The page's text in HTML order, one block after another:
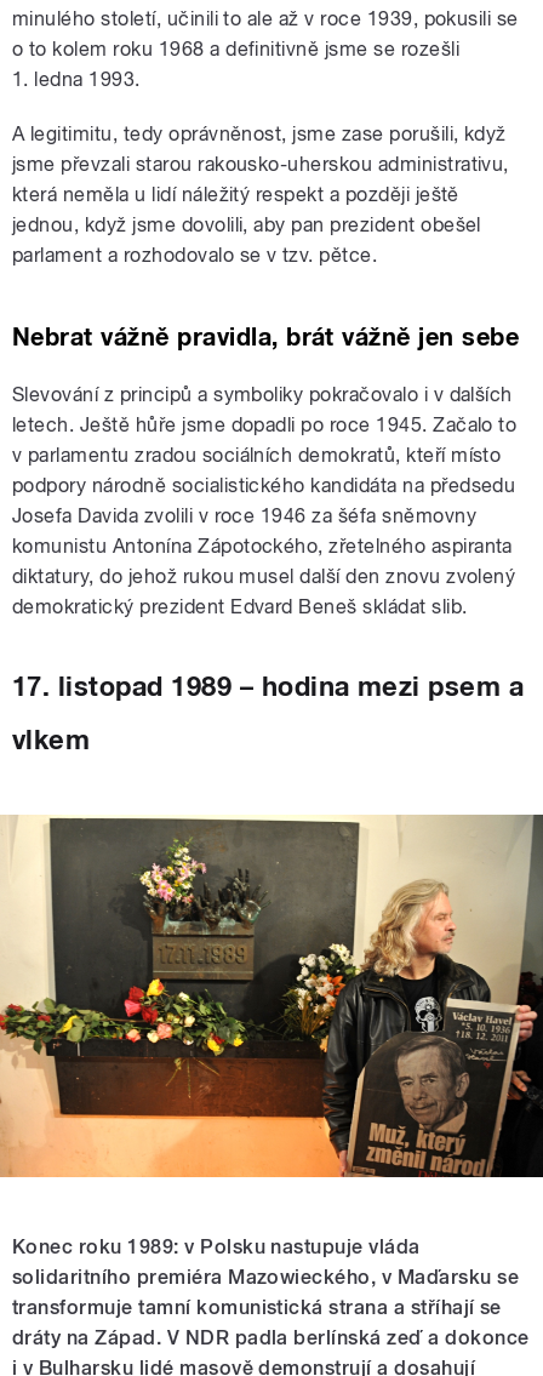
minulého století, učinili to ale až v roce 1939, pokusili se
o to kolem roku 1968 a definitivně jsme se rozešli
1. ledna 1993.
A legitimitu, tedy oprávněnost, jsme zase porušili, když
jsme převzali starou rakousko-uherskou administrativu,
která neměla u lidí náležitý respekt a později ještě
jednou, když jsme dovolili, aby pan prezident obešel
parlament a rozhodovalo se v tzv. pětce.
Nebrat vážně pravidla, brát vážně jen sebe
Slevování z principů a symboliky pokračovalo i v dalších
letech. Ještě hůře jsme dopadli po roce 1945. Začalo to
v parlamentu zradou sociálních demokratů, kteří místo
podpory národně socialistického kandidáta na předsedu
Josefa Davida zvolili v roce 1946 za šéfa sněmovny
komunistu Antonína Zápotockého, zřetelného aspiranta
diktatury, do jehož rukou musel další den znovu zvolený
demokratický prezident Edvard Beneš skládat slib.
17. listopad 1989 – hodina mezi psem a
vlkem
Konec roku 1989: v Polsku nastupuje vláda
solidaritního premiéra Mazowieckého, v Maďarsku se
transformuje tamní komunistická strana a stříhají se
dráty na Západ. V NDR padla berlínská zeď a dokonce
i v Bulharsku lidé masově demonstrují a dosahují